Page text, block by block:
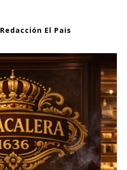
Redacción El Pais